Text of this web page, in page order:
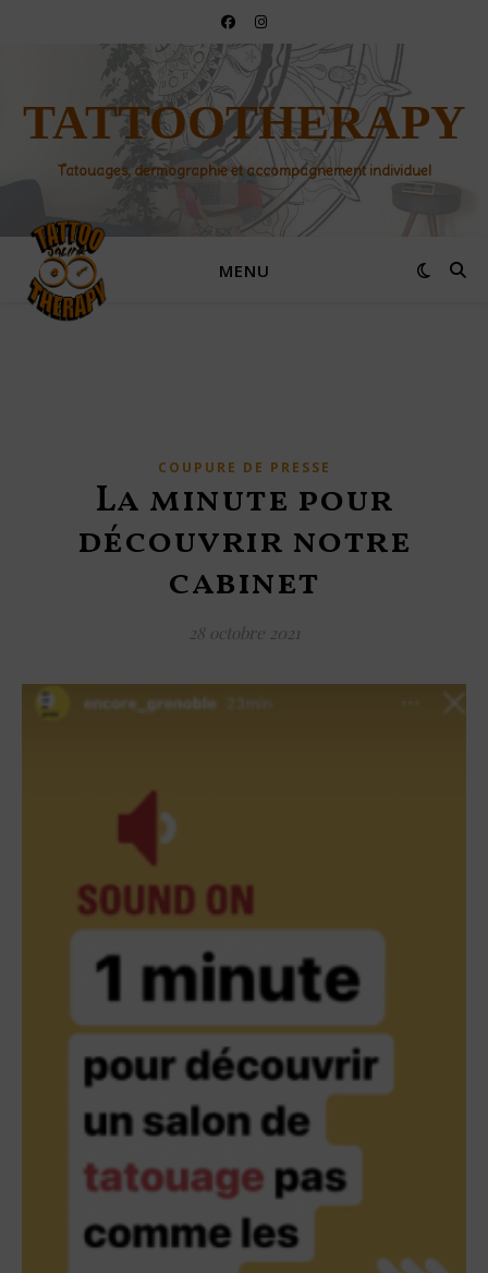
TATTOOTHERAPY
Tatouages, dermographie et accompagnement individuel
MENU
COUPURE DE PRESSE
La minute pour
découvrir notre
cabinet
28 octobre 2021